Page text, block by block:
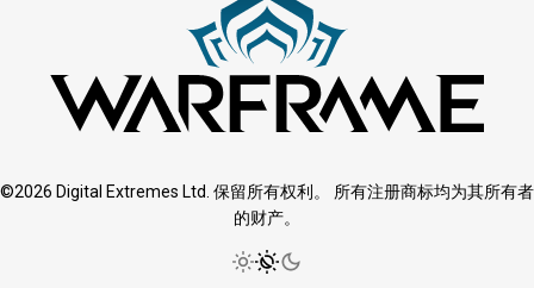
©2026 Digital Extremes Ltd. 保留所有权利。 所有注册商标均为其所有者
的财产。